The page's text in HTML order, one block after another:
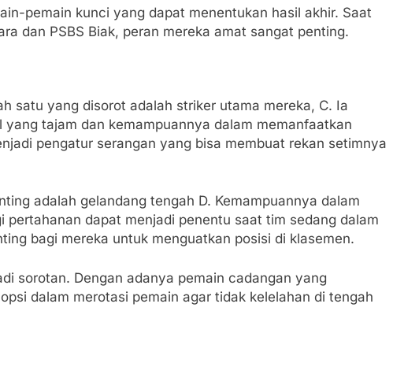
pemain kunci yang dapat menentukan hasil akhir. Saat
dan PSBS Biak, peran mereka amat sangat penting.
satu yang disorot adalah striker utama mereka, C. Ia
tajam dan kemampuannya dalam memanfaatkan
pengatur serangan yang bisa membuat rekan setimnya
adalah gelandang tengah D. Kemampuannya dalam
pertahanan dapat menjadi penentu saat tim sedang dalam
bagi mereka untuk menguatkan posisi di klasemen.
sorotan. Dengan adanya pemain cadangan yang
dalam merotasi pemain agar tidak kelelahan di tengah